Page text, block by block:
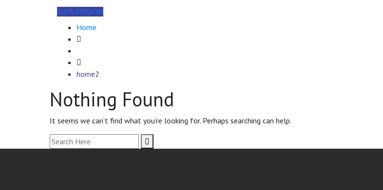
SUPERVISION
Home
home2
Nothing Found
It seems we can’t find what you’re looking for. Perhaps searching can help.